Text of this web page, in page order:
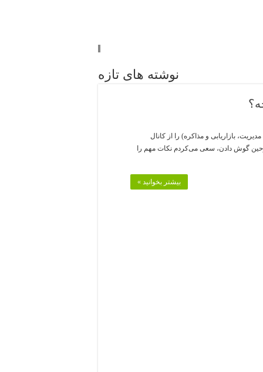
نوشته های تازه
بازاریابی و مذاکره) را از کانال
گوش دادن، سعی می‌کردم نکات مهم را
بیشتر بخوانید »